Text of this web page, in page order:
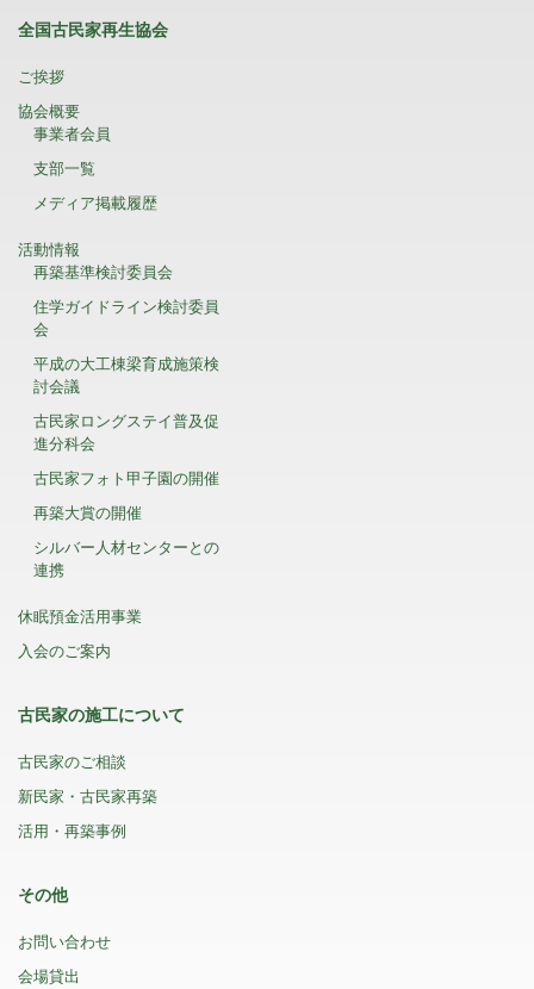
全国古民家再生協会
ご挨拶
協会概要
事業者会員
支部一覧
メディア掲載履歴
活動情報
再築基準検討委員会
住学ガイドライン検討委員
会
平成の大工棟梁育成施策検
討会議
古民家ロングステイ普及促
進分科会
古民家フォト甲子園の開催
再築大賞の開催
シルバー人材センターとの
連携
休眠預金活用事業
入会のご案内
古民家の施工について
古民家のご相談
新民家・古民家再築
活用・再築事例
その他
お問い合わせ
会場貸出